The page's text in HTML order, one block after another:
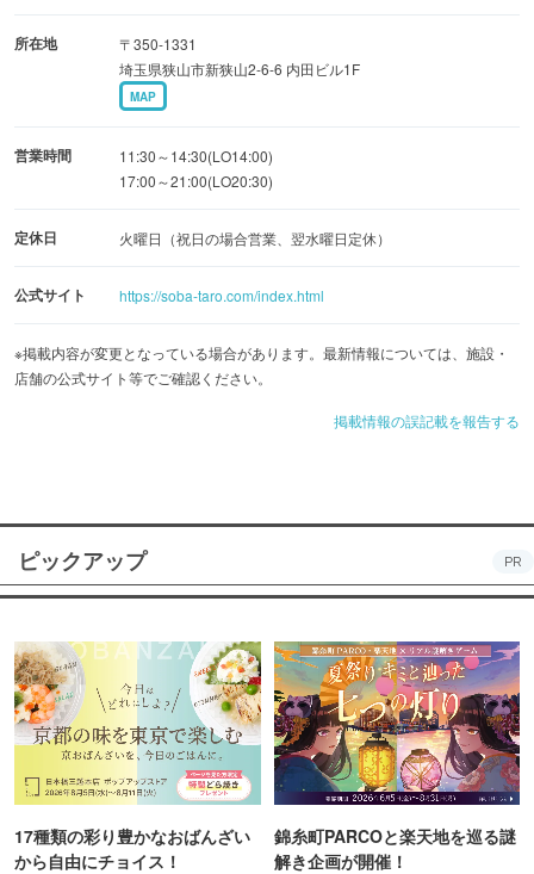
所在地
〒350-1331
埼玉県狭山市新狭山2-6-6 内田ビル1F
MAP
営業時間
11:30～14:30(LO14:00)
17:00～21:00(LO20:30)
定休日 火曜日（祝日の場合営業、翌水曜日定休）
公式サイト https://soba-taro.com/index.html
※掲載内容が変更となっている場合があります。最新情報については、施設・
店舗の公式サイト等でご確認ください。
掲載情報の誤記載を報告する
ピックアップ PR
17種類の彩り豊かなおばんざい
から自由にチョイス！
錦糸町PARCOと楽天地を巡る謎
解き企画が開催！